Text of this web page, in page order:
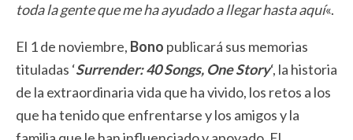
toda la gente que me ha ayudado a llegar hasta aquí«.
El 1 de noviembre, Bono publicará sus memorias
tituladas ‘Surrender: 40 Songs, One Story‘, la historia
de la extraordinaria vida que ha vivido, los retos a los
que ha tenido que enfrentarse y los amigos y la